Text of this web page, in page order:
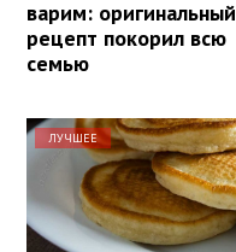
варим: оригинальный
рецепт покорил всю
семью
ЛУЧШЕЕ